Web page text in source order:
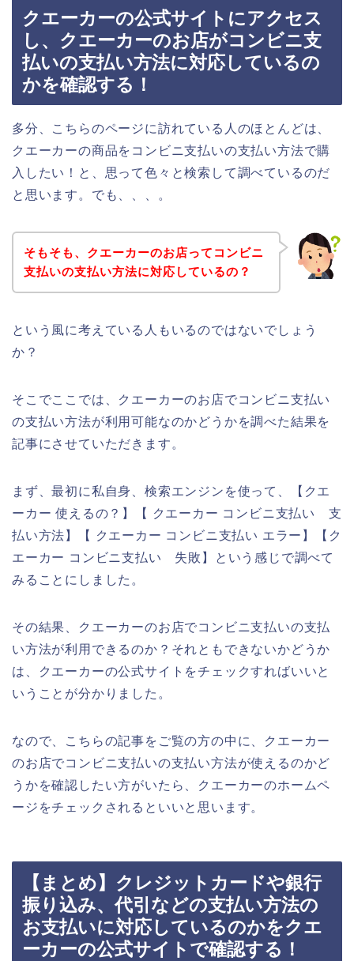
クエーカーの公式サイトにアクセス
し、クエーカーのお店がコンビニ支
払いの支払い方法に対応しているの
かを確認する！
多分、こちらのページに訪れている人のほとんどは、
クエーカーの商品をコンビニ支払いの支払い方法で購
入したい！と、思って色々と検索して調べているのだ
と思います。でも、、、。
そもそも、クエーカーのお店ってコンビニ
支払いの支払い方法に対応しているの？
という風に考えている人もいるのではないでしょう
か？
そこでここでは、クエーカーのお店でコンビニ支払い
の支払い方法が利用可能なのかどうかを調べた結果を
記事にさせていただきます。
まず、最初に私自身、検索エンジンを使って、【クエ
ーカー 使えるの？】【 クエーカー コンビニ支払い 支
払い方法】【 クエーカー コンビニ支払い エラー】【ク
エーカー コンビニ支払い 失敗】という感じで調べて
みることにしました。
その結果、クエーカーのお店でコンビニ支払いの支払
い方法が利用できるのか？それともできないかどうか
は、クエーカーの公式サイトをチェックすればいいと
いうことが分かりました。
なので、こちらの記事をご覧の方の中に、クエーカー
のお店でコンビニ支払いの支払い方法が使えるのかど
うかを確認したい方がいたら、クエーカーのホームペ
ージをチェックされるといいと思います。
【まとめ】クレジットカードや銀行
振り込み、代引などの支払い方法の
お支払いに対応しているのかをクエ
ーカーの公式サイトで確認する！